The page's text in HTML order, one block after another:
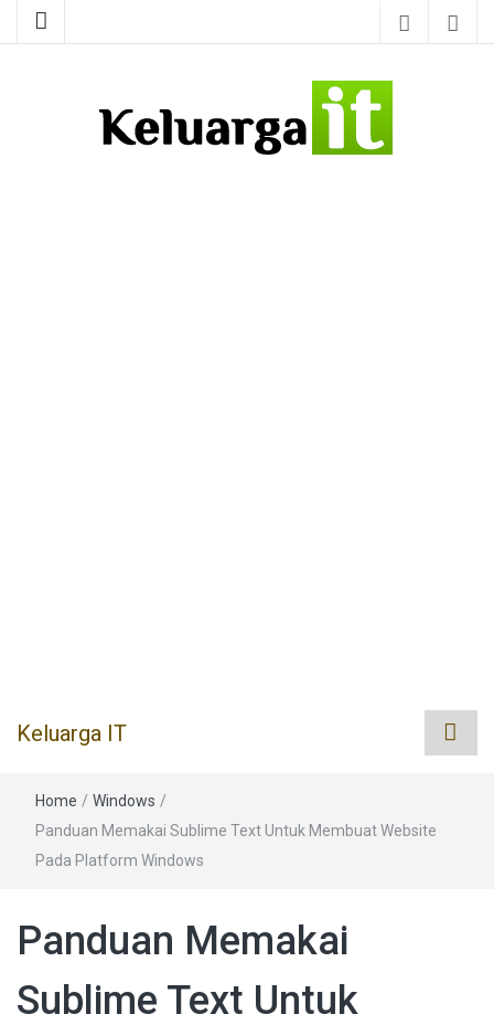
Keluarga IT
Home / Windows /
Panduan Memakai Sublime Text Untuk Membuat Website
Pada Platform Windows
Panduan Memakai
Sublime Text Untuk